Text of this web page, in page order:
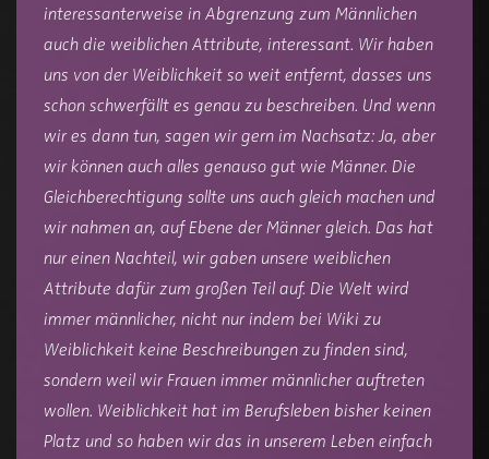
interessanterweise in Abgrenzung zum Männlichen
auch die weiblichen Attribute, interessant. Wir haben
uns von der Weiblichkeit so weit entfernt, dasses uns
schon schwerfällt es genau zu beschreiben. Und wenn
wir es dann tun, sagen wir gern im Nachsatz: Ja, aber
wir können auch alles genauso gut wie Männer. Die
Gleichberechtigung sollte uns auch gleich machen und
wir nahmen an, auf Ebene der Männer gleich. Das hat
nur einen Nachteil, wir gaben unsere weiblichen
Attribute dafür zum großen Teil auf. Die Welt wird
immer männlicher, nicht nur indem bei Wiki zu
Weiblichkeit keine Beschreibungen zu finden sind,
sondern weil wir Frauen immer männlicher auftreten
wollen. Weiblichkeit hat im Berufsleben bisher keinen
Platz und so haben wir das in unserem Leben einfach